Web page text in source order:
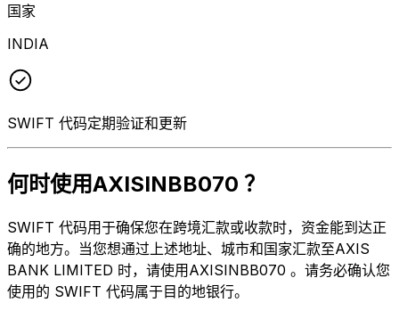
国家
INDIA
SWIFT 代码定期验证和更新
何时使用AXISINBB070 ？
SWIFT 代码用于确保您在跨境汇款或收款时，资金能到达正
确的地方。当您想通过上述地址、城市和国家汇款至AXIS
BANK LIMITED 时，请使用AXISINBB070 。请务必确认您
使用的 SWIFT 代码属于目的地银行。